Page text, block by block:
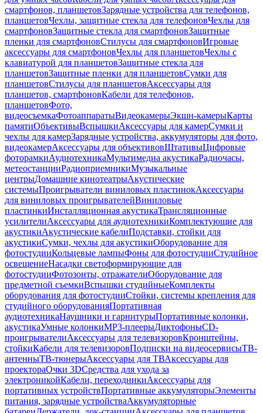
смартфонов, планшетовЗарядные устройства для телефонов,
планшетовЧехлы, защитные стекла для телефоновЧехлы для
смартфоновЗащитные стекла для смартфоновЗащитные
пленки для смартфоновСтилусы для смартфоновИгровые
аксессуары для смартфоновЧехлы для планшетовЧехлы с
клавиатурой для планшетовЗащитные стекла для
планшетовЗащитные пленки для планшетовСумки для
планшетовСтилусы для планшетовАксессуары для
планшетов, смартфоновКабели для телефонов,
планшетовФото,
видеосъемкаФотоаппаратыВидеокамерыЭкшн-камерыКарты
памятиОбъективыВспышкиАксессуары для камерСумки и
чехлы для камерЗарядные устройства, аккумуляторы для фото,
видеокамерАксессуары для объективовШтативыЦифровые
фоторамкиАудиотехникаМультимедиа акустикаРадиочасы,
метеостанцииРадиоприемникиМузыкальные
центрыДомашние кинотеатрыАкустические
системыПроигрыватели виниловых пластинокАксессуары
для виниловых проигрывателейВиниловые
пластинкиИнсталляционная акустикаТрансляционные
усилителиАксессуары для аудиотехникиКомплектующие для
акустикиАкустические кабелиПодставки, стойки для
акустикиСумки, чехлы для акустикиОборудование для
фотостудииКольцевые лампыФоны для фотостудииСтудийное
освещениеНасадки светоформирующие для
фотостудииФотозонты, отражателиОборудование для
предметной съемкиВспышки студийныеКомплекты
оборудования для фотостудииСтойки, системы крепления для
студийного оборудованияПортативная
аудиотехникаНаушники и гарнитурыПортативные колонки,
акустикаУмные колонкиMP3-плеерыДиктофоныCD-
проигрывателиАксессуары для телевизоровКронштейны,
стойкиКабели для телевизоровПодписки на видеосервисыТВ-
антенныТВ-тюнерыАксессуары для ТВАксессуары для
проектораОчки 3DСредства для ухода за
электроникойКабели, переходникиАксессуары для
портативных устройствПортативные аккумуляторыЭлементы
питания, зарядные устройстваАккумуляторные